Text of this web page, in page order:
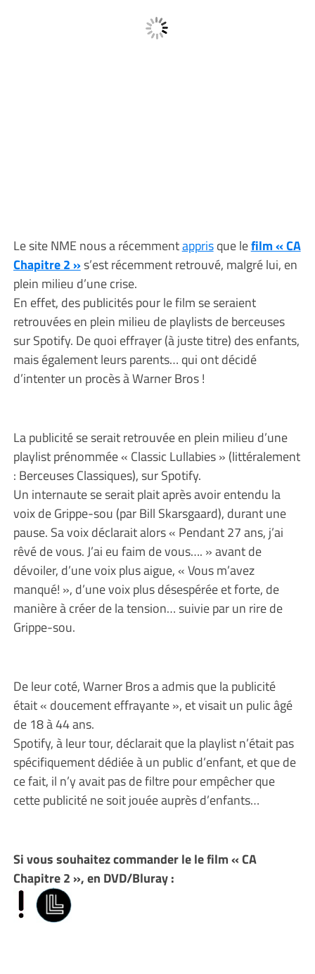
Le site NME nous a récemmentapprisque lefilm « CA
Chapitre 2 »s’est récemment retrouvé, malgré lui, en
plein milieu d’une crise.
En effet, des publicités pour le film se seraient
retrouvées en plein milieu de playlists de berceuses
sur Spotify. De quoi effrayer (à juste titre) des enfants,
mais également leurs parents… qui ont décidé
d’intenter un procès à Warner Bros !
La publicité se serait retrouvée en plein milieu d’une
playlist prénommée « Classic Lullabies » (littéralement
: Berceuses Classiques), sur Spotify.
Un internaute se serait plait après avoir entendu la
voix de Grippe-sou (par Bill Skarsgaard), durant une
pause. Sa voix déclarait alors « Pendant 27 ans, j’ai
rêvé de vous. J’ai eu faim de vous…. » avant de
dévoiler, d’une voix plus aigue, « Vous m’avez
manqué! », d’une voix plus désespérée et forte, de
manière à créer de la tension… suivie par un rire de
Grippe-sou.
De leur coté, Warner Bros a admis que la publicité
était « doucement effrayante », et visait un pulic âgé
de 18 à 44 ans.
Spotify, à leur tour, déclarait que la playlist n’était pas
spécifiquement dédiée à un public d’enfant, et que de
ce fait, il n’y avait pas de filtre pour empêcher que
cette publicité ne soit jouée auprès d’enfants…
Si vous souhaitez commander le le film « CA
Chapitre 2 », en DVD/Bluray :